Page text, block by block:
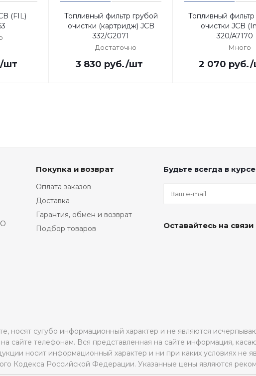
(FIL)
/шт
Топливный фильтр грубой
очистки (картридж) JCB
332/G2071
Достаточно
3 830 руб./шт
Топливный фильтр
очистки JCB
320/A7170
Много
2 070 руб./
Покупка и возврат
Оплата заказов
Доставка
Гарантия, обмен и возврат
Подбор товаров
Будьте всегда в
Оставайтесь на связи
носят сугубо информационный характер и не являются
сайте телефонам. Вся представленная на сайте информация,
носит информационный характер и ни при каких условиях не
Кодекса Российской Федерации. Указанные цены являются